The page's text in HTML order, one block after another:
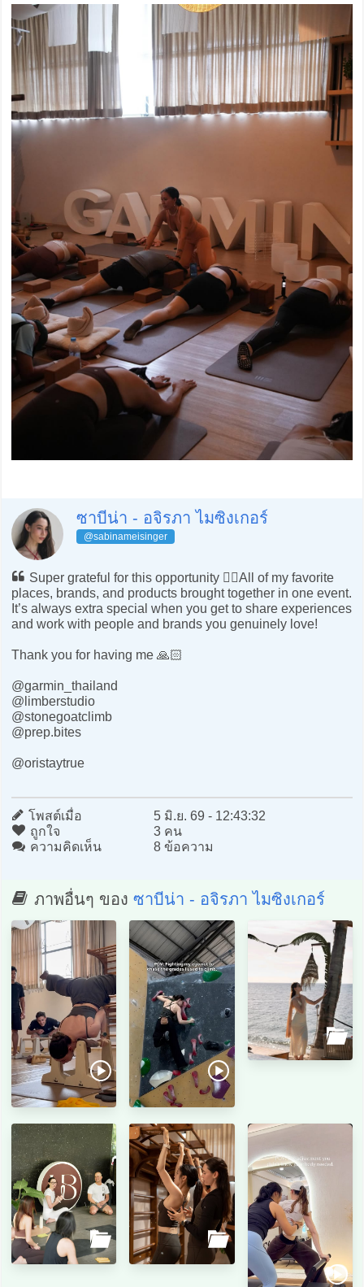
ซาบีน่า - อจิรภา ไมซิงเกอร์
@sabinameisinger
Super grateful for this opportunity ❤️‍🔥All of my favorite
places, brands, and products brought together in one event.
It’s always extra special when you get to share experiences
and work with people and brands you genuinely love!
Thank you for having me 🙏🏻
@garmin_thailand
@limberstudio
@stonegoatclimb
@prep.bites
@oristaytrue
โพสต์เมื่อ
5 มิ.ย. 69 - 12:43:32
ถูกใจ
3 คน
ความคิดเห็น
8 ข้อความ
ภาพอื่นๆ ของ ซาบีน่า - อจิรภา ไมซิงเกอร์